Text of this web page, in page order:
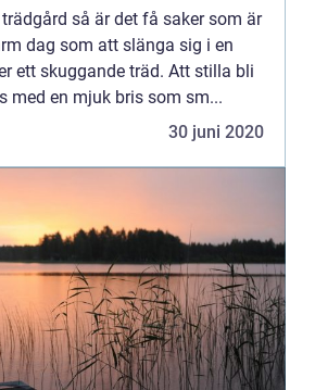
så är det få saker som är
dag som att slänga sig i en
ett skuggande träd. Att stilla bli
med en mjuk bris som sm...
30 juni 2020